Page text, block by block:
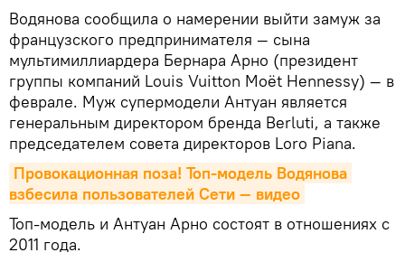
Водянова сообщила о намерении выйти замуж за
французского предпринимателя — сына
мультимиллиардера Бернара Арно (президент
группы компаний Louis Vuitton Moët Hennessy) — в
феврале. Муж супермодели Антуан является
генеральным директором бренда Berluti, а также
председателем совета директоров Loro Piana.
Провокационная поза! Топ-модель Водянова
взбесила пользователей Сети — видео
Топ-модель и Антуан Арно состоят в отношениях с
2011 года.